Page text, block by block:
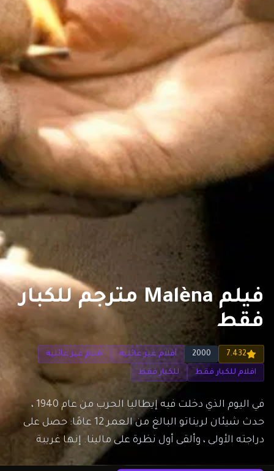
فيلم Malèna مترجم للكبار
فقط
7.432
2000 أفلام غير عائلية افلام غير عائلية
افلام للكبار فقط للكبار فقط
في اليوم الذي دخلت فيه إيطاليا الحرب من عام 1940 ،
حدث شيئان لريناتو البالغ من العمر 12 عامًا: حصل على
دراجته الأولى ، وألقى أول نظرة على مالينا. إنها غريبة
جميلة وصامتة انتقلت إلى هذه المدينة الصقلية لتكون مع